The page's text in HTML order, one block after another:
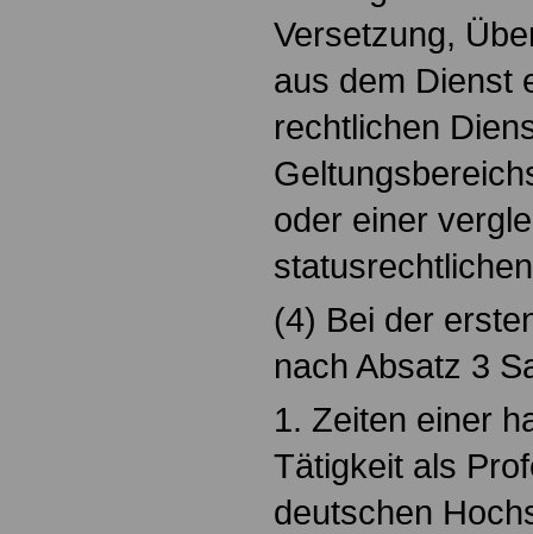
Versetzung,
aus dem Dienst
rechtlichen
oder einer
(4) Bei der
nach Absatz 3
1. Zeiten einer
Tätigkeit als
deutschen